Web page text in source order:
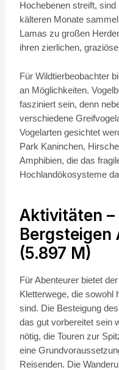
Hochebenen streift,
kälteren Monate
Lamas zu großen
ihren zierlichen,
Für Wildtierbeobachter
an Möglichkeiten.
fasziniert sein, denn
verschiedene
Vogelarten gesichtet
Park Kaninchen,
Amphibien, die das
Hochlandökosysteme
Aktivitäten –
Bergsteigen
(5.897 M)
Für Abenteurer bietet
Kletterwege, die sowohl
sind. Die Besteigung
das gut vorbereitet sein
nötig, die Touren zur
eine
Reisenden. Die